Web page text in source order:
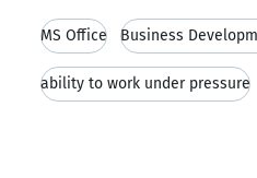
MS Office Business
ability to work under pressure